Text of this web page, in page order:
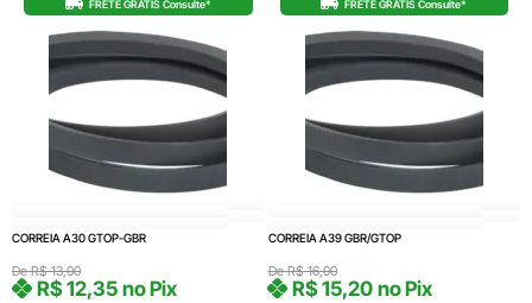
FRETE GRÁTIS Consulte*
CORREIA A30 GTOP-GBR
DeR$13,00
R$12,35 no Pix
FRETE GRÁTIS Consulte*
CORREIA A39 GBR/GTOP
DeR$16,00
R$15,20 no Pix